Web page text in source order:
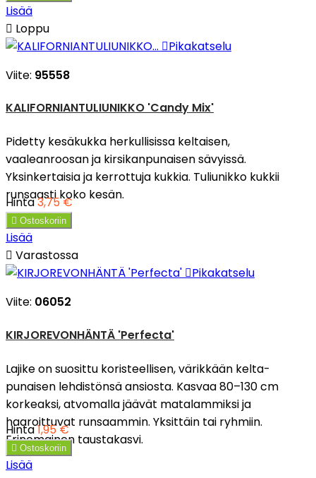
Lisää
 Loppu
Pikakatselu
Viite: 95558
KALIFORNIANTULIUNIKKO 'Candy Mix'
Pidetty kesäkukka herkullisissa keltaisen,
vaaleanroosan ja kirsikanpunaisen sävyissä.
Yksinkertaisia ja kerrottuja kukkia. Tuliunikko kukkii
runsaasti koko kesän.
Hinta3,75 €
 Ostoskoriin
Lisää
 Varastossa
Pikakatselu
Viite: 06052
KIRJOREVONHÄNTÄ 'Perfecta'
Lajike on suosittu koristeellisen, värikkään kelta-
punaisen lehdistönsä ansiosta. Kasvaa 80–130 cm
korkeaksi, atvomalla jäävät matalammiksi ja
haaroittuvat runsaammin. Yksittäin tai ryhmiin.
Erinomainen taustakasvi.
Hinta1,95 €
 Ostoskoriin
Lisää